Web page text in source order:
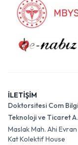
İLETİŞİM
Doktorsitesi Com
Teknoloji ve Ticaret
Maslak Mah. Ahi
Kat Kolektif House